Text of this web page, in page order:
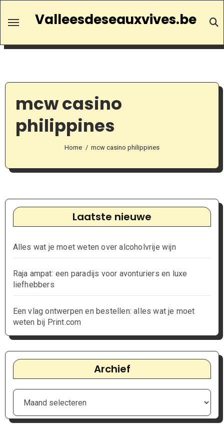
naar
inhoud
Valleesdeseauxvives.be
mcw casino
philippines
Home mcw casino philippines
Laatste nieuwe
Alles wat je moet weten over alcoholvrije wijn
Raja ampat: een paradijs voor avonturiers en luxe
liefhebbers
Een vlag ontwerpen en bestellen: alles wat je moet
weten bij Print.com
Archief
Archief